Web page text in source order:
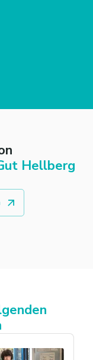
Hellberg